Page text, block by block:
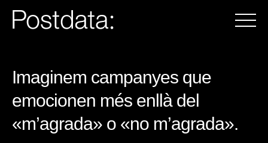
Imaginem campanyes que
emocionen més enllà del
«m’agrada» o «no m’agrada».